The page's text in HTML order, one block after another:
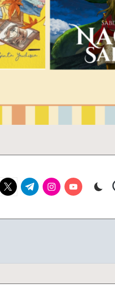
t.me instagram.com
youtube.com